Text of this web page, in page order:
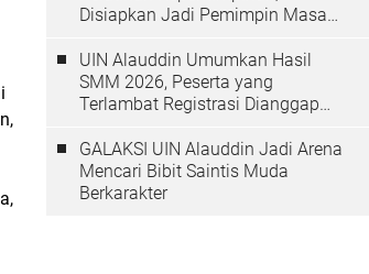
Disiapkan Jadi Pemimpin Masa
UIN Alauddin Umumkan Hasil
SMM 2026, Peserta yang
Terlambat Registrasi Dianggap
GALAKSI UIN Alauddin Jadi Arena
Mencari Bibit Saintis Muda
Berkarakter